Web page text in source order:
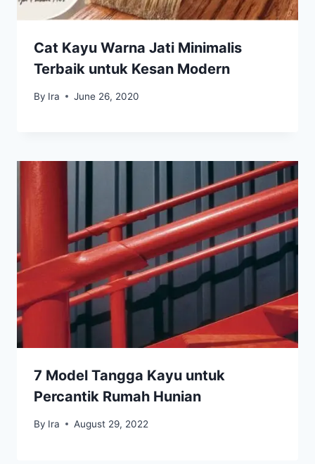
Cat Kayu Warna Jati Minimalis
Terbaik untuk Kesan Modern
By Ira June 26, 2020
7 Model Tangga Kayu untuk
Percantik Rumah Hunian
By Ira August 29, 2022